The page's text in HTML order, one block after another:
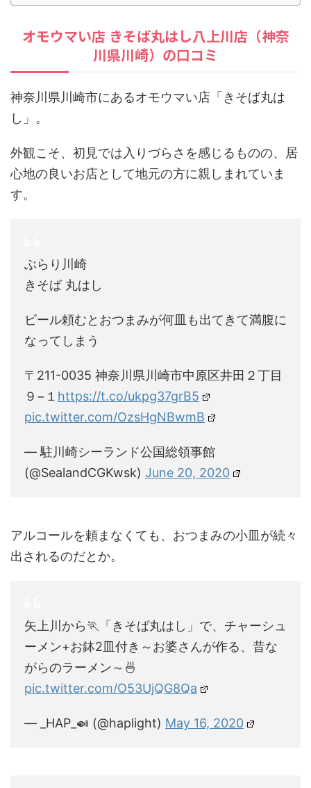
オモウマい店 きそば丸はし八上川店（神奈
川県川崎）の口コミ
神奈川県川崎市にあるオモウマい店「きそば丸は
し」。
外観こそ、初見では入りづらさを感じるものの、居
心地の良いお店として地元の方に親しまれていま
す。
ぶらり川崎
きそば 丸はし
ビール頼むとおつまみが何皿も出てきて満腹に
なってしまう
〒211-0035 神奈川県川崎市中原区井田２丁目
９−１ https://t.co/ukpg37grB5
pic.twitter.com/OzsHgNBwmB
— 駐川崎シーランド公国総領事館
(@SealandCGKwsk) June 20, 2020
アルコールを頼まなくても、おつまみの小皿が続々
出されるのだとか。
矢上川から🏃「きそば丸はし」で、チャーシュ
ーメン+お鉢2皿付き～お婆さんが作る、昔な
がらのラーメン～🍜
pic.twitter.com/O53UjQG8Qa
— _HAP_🍛 (@haplight) May 16, 2020